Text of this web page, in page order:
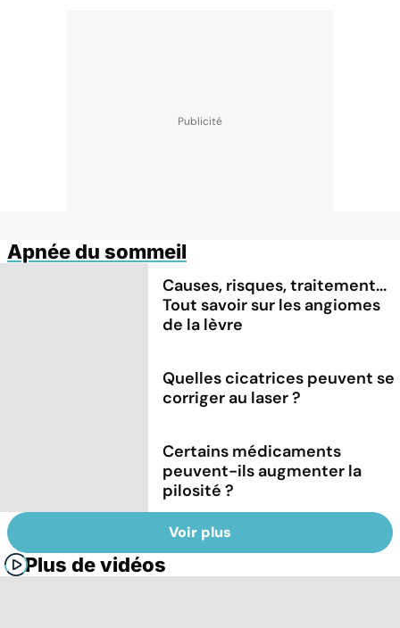
Apnée du sommeil
Causes, risques, traitement...
Tout savoir sur les angiomes
de la lèvre
Quelles cicatrices peuvent se
corriger au laser ?
Certains médicaments
peuvent-ils augmenter la
pilosité ?
Voir plus
Plus de vidéos